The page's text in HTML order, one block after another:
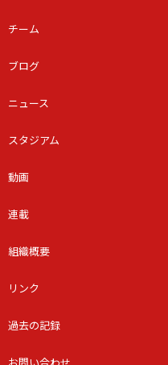
チーム
ブログ
ニュース
スタジアム
動画
連載
組織概要
リンク
過去の記録